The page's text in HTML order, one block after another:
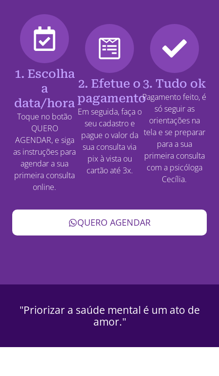
1. Escolha
a
data/hora
Toque no botão
QUERO
AGENDAR, e siga
as instruções para
agendar a sua
primeira consulta
online.
2. Efetue o
pagamento
Em seguida, faça o
seu cadastro e
pague o valor da
sua consulta via
pix à vista ou
cartão até 3x.
3. Tudo ok
Pagamento feito, é
só seguir as
orientações na
tela e se preparar
para a sua
primeira consulta
com a psicóloga
Cecília.
QUERO AGENDAR
"Priorizar a saúde mental é um ato de
amor."